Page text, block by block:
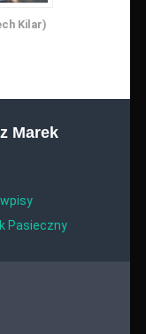
Kilar)
Marek
Pasieczny